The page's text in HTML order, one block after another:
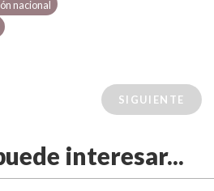
nacional
SIGUIENTE
interesar...